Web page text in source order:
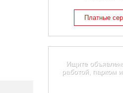
Платные
Ищите
работой, парком